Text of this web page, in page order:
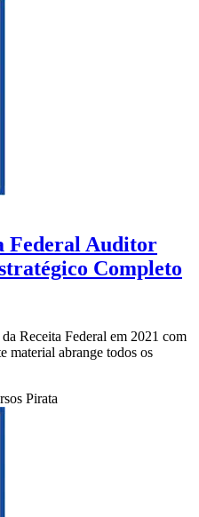
Federal Auditor
Completo
Receita Federal em 2021 com
material abrange todos os
Pirata